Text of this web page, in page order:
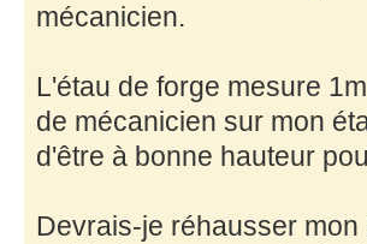
mécanicien.
L'étau de forge mesure
de mécanicien sur mon
d'être à bonne hauteur
Devrais-je réhausser